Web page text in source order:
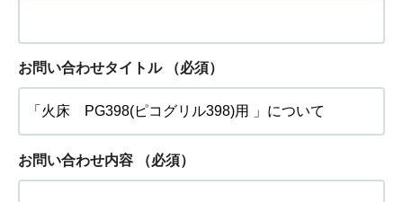
お問い合わせタイトル （必須）
お問い合わせ内容 （必須）